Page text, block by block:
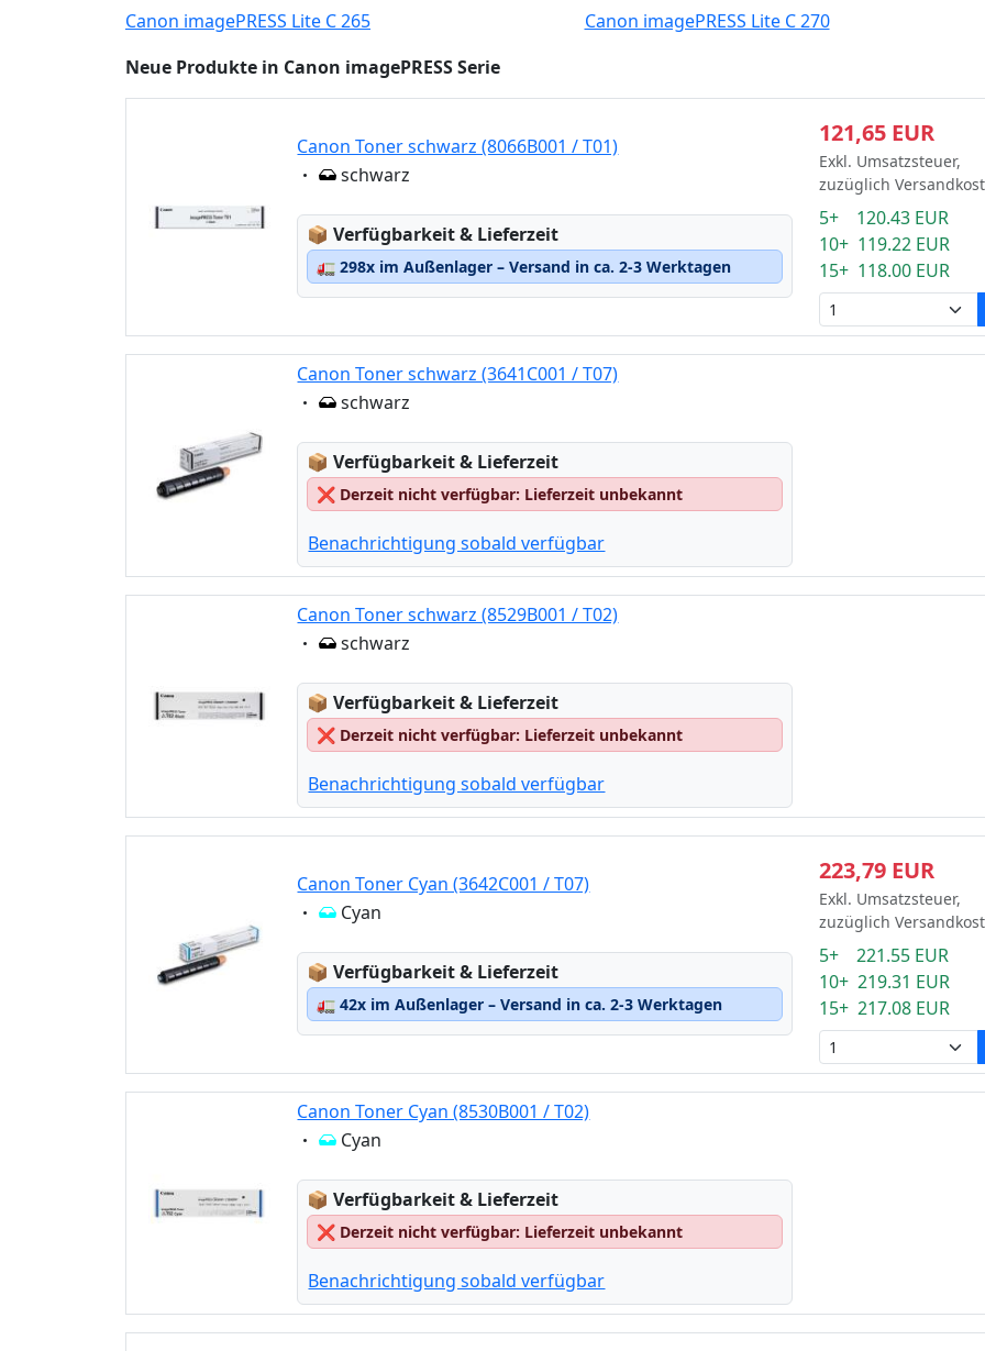
Canon imagePRESS Lite C 265
Canon imagePRESS Lite C 270
Neue Produkte in Canon imagePRESS Serie
Canon Toner schwarz (8066B001 / T01)
Eigenschaft:
schwarz
📦Lagerstatus:
Verfügbarkeit & Lieferzeit
🚛 298x im Außenlager – Versand in ca. 2-3 Werktagen
121,65 EUR
Exkl. Umsatzsteuer,
zuzüglich
5+ 120.43 EUR
10+ 119.22 EUR
15+ 118.00 EUR
Canon Toner schwarz (3641C001 / T07)
Eigenschaft:
schwarz
📦Lagerstatus:
Verfügbarkeit & Lieferzeit
❌ Derzeit nicht verfügbar: Lieferzeit unbekannt
Benachrichtigung sobald verfügbar
Canon Toner schwarz (8529B001 / T02)
Eigenschaft:
schwarz
📦Lagerstatus:
Verfügbarkeit & Lieferzeit
❌ Derzeit nicht verfügbar: Lieferzeit unbekannt
Benachrichtigung sobald verfügbar
Canon Toner Cyan (3642C001 / T07)
Eigenschaft:
Cyan
📦Lagerstatus:
Verfügbarkeit & Lieferzeit
🚛 42x im Außenlager – Versand in ca. 2-3 Werktagen
223,79 EUR
Exkl. Umsatzsteuer,
zuzüglich
5+ 221.55 EUR
10+ 219.31 EUR
15+ 217.08 EUR
Canon Toner Cyan (8530B001 / T02)
Eigenschaft:
Cyan
📦Lagerstatus:
Verfügbarkeit & Lieferzeit
❌ Derzeit nicht verfügbar: Lieferzeit unbekannt
Benachrichtigung sobald verfügbar